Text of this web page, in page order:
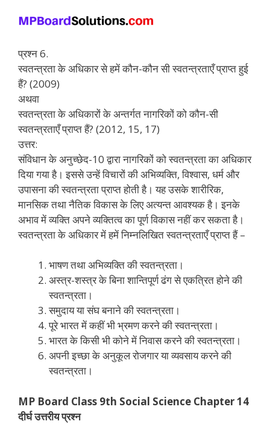
प्रश्न 6.
स्वतन्त्रता के अधिकार से हमें कौन-कौन सी स्वतन्त्रताएँ प्राप्त हुई
हैं? (2009)
अथवा
स्वतन्त्रता के अधिकारों के अन्तर्गत नागरिकों को कौन-सी
स्वतन्त्रताएँ प्राप्त हैं? (2012, 15, 17)
उत्तर:
संविधान के अनुच्छेद-10 द्वारा नागरिकों को स्वतन्त्रता का अधिकार
दिया गया है। इससे उन्हें विचारों की अभिव्यक्ति, विश्वास, धर्म और
उपासना की स्वतन्त्रता प्राप्त होती है। यह उसके शारीरिक,
मानसिक तथा नैतिक विकास के लिए अत्यन्त आवश्यक है। इनके
अभाव में व्यक्ति अपने व्यक्तित्व का पूर्ण विकास नहीं कर सकता है।
स्वतन्त्रता के अधिकार में हमें निम्नलिखित स्वतन्त्रताएँ प्राप्त हैं –
भाषण तथा अभिव्यक्ति की स्वतन्त्रता।
अस्त्र-शस्त्र के बिना शान्तिपूर्ण ढंग से एकत्रित होने की
स्वतन्त्रता।
समुदाय या संघ बनाने की स्वतन्त्रता।
पूरे भारत में कहीं भी भ्रमण करने की स्वतन्त्रता।
भारत के किसी भी कोने में निवास करने की स्वतन्त्रता।
अपनी इच्छा के अनुकूल रोजगार या व्यवसाय करने की
स्वतन्त्रता।
MP Board Class 9th Social Science Chapter 14
दीर्घ उत्तरीय प्रश्न